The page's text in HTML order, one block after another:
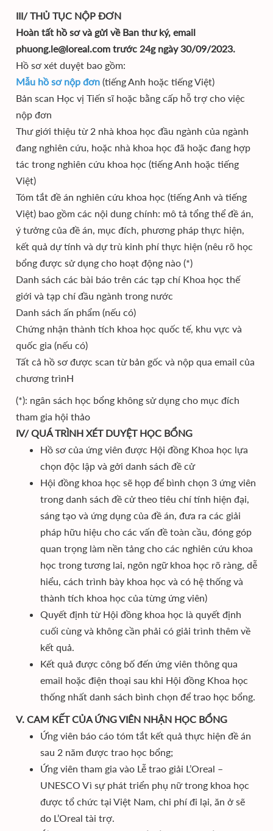
III/ THỦ TỤC NỘP ĐƠN
Hoàn tất hồ sơ và gửi về Ban thư ký, email
phuong.le@loreal.com trước 24g ngày 30/09/2023.
Hồ sơ xét duyệt bao gồm:
Mẫu hồ sơ nộp đơn (tiếng Anh hoặc tiếng Việt)
Bản scan Học vị Tiến sĩ hoặc bằng cấp hỗ trợ cho việc
nộp đơn
Thư giới thiệu từ 2 nhà khoa học đầu ngành của ngành
đang nghiên cứu, hoặc nhà khoa học đã hoặc đang hợp
tác trong nghiên cứu khoa học (tiếng Anh hoặc tiếng
Việt)
Tóm tắt đề án nghiên cứu khoa học (tiếng Anh và tiếng
Việt) bao gồm các nội dung chính: mô tả tổng thể đề án,
ý tưởng của đề án, mục đích, phương pháp thực hiện,
kết quả dự tính và dự trù kinh phí thực hiện (nêu rõ học
bổng được sử dụng cho hoạt động nào (*)
Danh sách các bài báo trên các tạp chí Khoa học thế
giới và tạp chí đầu ngành trong nước
Danh sách ấn phẩm (nếu có)
Chứng nhận thành tích khoa học quốc tế, khu vực và
quốc gia (nếu có)
Tất cả hồ sơ được scan từ bản gốc và nộp qua email của
chương trìnH
(*): ngân sách học bổng không sử dụng cho mục đích
tham gia hội thảo
IV/ QUÁ TRÌNH XÉT DUYỆT HỌC BỔNG
Hồ sơ của ứng viên được Hội đồng Khoa học lựa
chọn độc lập và gởi danh sách đề cử
Hội đồng khoa học sẽ họp để bình chọn 3 ứng viên
trong danh sách đề cử theo tiêu chí tính hiện đại,
sáng tạo và ứng dụng của đề án, đưa ra các giải
pháp hữu hiệu cho các vấn đề toàn cầu, đóng góp
quan trọng làm nền tảng cho các nghiên cứu khoa
học trong tương lai, ngôn ngữ khoa học rõ ràng, dễ
hiểu, cách trình bày khoa học và có hệ thống và
thành tích khoa học của từng ứng viên)
Quyết định từ Hội đồng khoa học là quyết định
cuối cùng và không cần phải có giải trình thêm về
kết quả.
Kết quả được công bố đến ứng viên thông qua
email hoặc điện thoại sau khi Hội đồng Khoa học
thống nhất danh sách bình chọn để trao học bổng.
V. CAM KẾT CỦA ỨNG VIÊN NHẬN HỌC BỔNG
Ứng viên báo cáo tóm tắt kết quả thực hiện đề án
sau 2 năm được trao học bổng;
Ứng viên tham gia vào Lễ trao giải L’Oreal –
UNESCO Vì sự phát triển phụ nữ trong khoa học
được tổ chức tại Việt Nam, chi phí đi lại, ăn ở sẽ
do L’Oreal tài trợ.